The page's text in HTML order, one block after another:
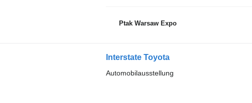
Ptak Warsaw Expo
Interstate Toyota
Automobilausstellung